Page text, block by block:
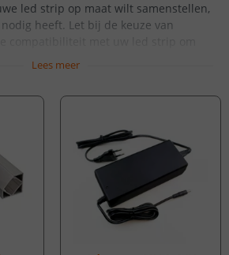
led strip op maat wilt samenstellen,
heeft. Let bij de keuze van
toepassingen.
Lees meer